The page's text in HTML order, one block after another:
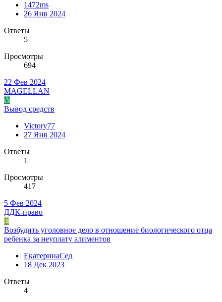
1472ms
26 Янв 2024
Ответы
5
Просмотры
694
22 Фев 2024
MAGELLAN
V
Вывод средств
Victory77
27 Янв 2024
Ответы
1
Просмотры
417
5 Фев 2024
ДДК-право
Е
Возбудить уголовное дело в отношение биологического отца
ребенка за неуплату алиментов
ЕкатеринаСед
18 Дек 2023
Ответы
4